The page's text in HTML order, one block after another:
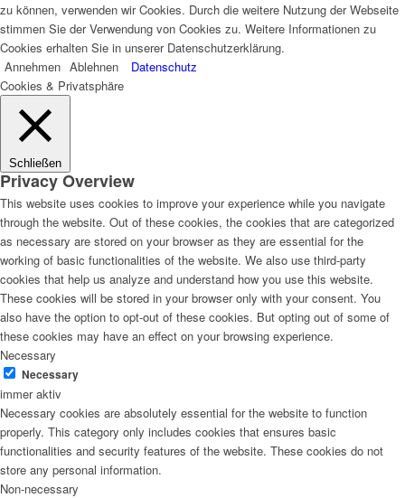
zu können, verwenden wir Cookies. Durch die weitere Nutzung der Webseite
stimmen Sie der Verwendung von Cookies zu. Weitere Informationen zu
Cookies erhalten Sie in unserer Datenschutzerklärung.
Annehmen Ablehnen
Datenschutz
Cookies & Privatsphäre
Schließen
Privacy Overview
This website uses cookies to improve your experience while you navigate
through the website. Out of these cookies, the cookies that are categorized
as necessary are stored on your browser as they are essential for the
working of basic functionalities of the website. We also use third-party
cookies that help us analyze and understand how you use this website.
These cookies will be stored in your browser only with your consent. You
also have the option to opt-out of these cookies. But opting out of some of
these cookies may have an effect on your browsing experience.
Necessary
Necessary
immer aktiv
Necessary cookies are absolutely essential for the website to function
properly. This category only includes cookies that ensures basic
functionalities and security features of the website. These cookies do not
store any personal information.
Non-necessary